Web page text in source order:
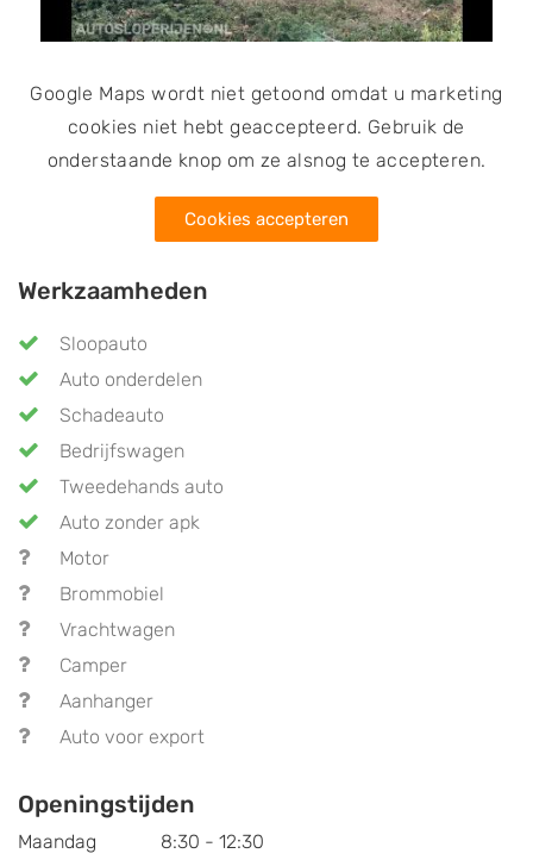
Google Maps wordt niet getoond omdat u marketing
cookies niet hebt geaccepteerd. Gebruik de
onderstaande knop om ze alsnog te accepteren.
Cookies accepteren
Werkzaamheden
Sloopauto
Auto onderdelen
Schadeauto
Bedrijfswagen
Tweedehands auto
Auto zonder apk
Motor
Brommobiel
Vrachtwagen
Camper
Aanhanger
Auto voor export
Openingstijden
Maandag
8:30 - 12:30